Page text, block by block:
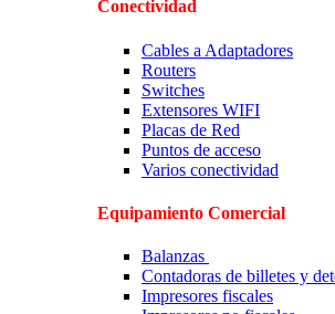
Conectividad
Cables a Adaptadores
Routers
Switches
Extensores WIFI
Placas de Red
Puntos de acceso
Varios conectividad
Equipamiento Comercial
Balanzas
Contadoras de billetes y
Impresores fiscales